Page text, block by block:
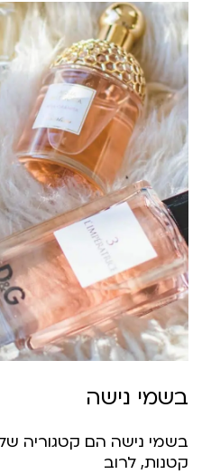
נישה
נישה הם קטגוריה של
לרוב